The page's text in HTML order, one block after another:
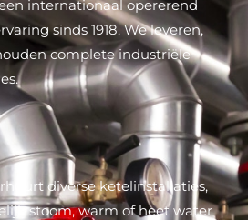
internationaal opererend
sinds 1918. We leveren,
complete industriële
diverse ketelinstallaties,
stoom, warm of heet water